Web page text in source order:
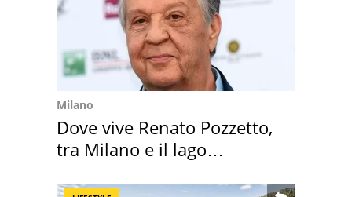
Milano
Dove vive Renato Pozzetto,
tra Milano e il lago